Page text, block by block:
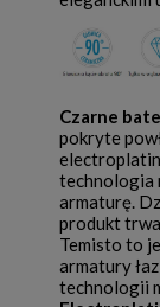
Czarne
pokryte
technologia
armaturę.
produkt
Temisto to
armatury
technologii